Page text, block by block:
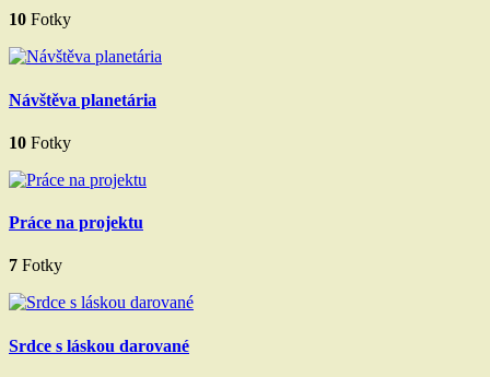
10 Fotky
Návštěva planetária
10 Fotky
Práce na projektu
7 Fotky
Srdce s láskou darované